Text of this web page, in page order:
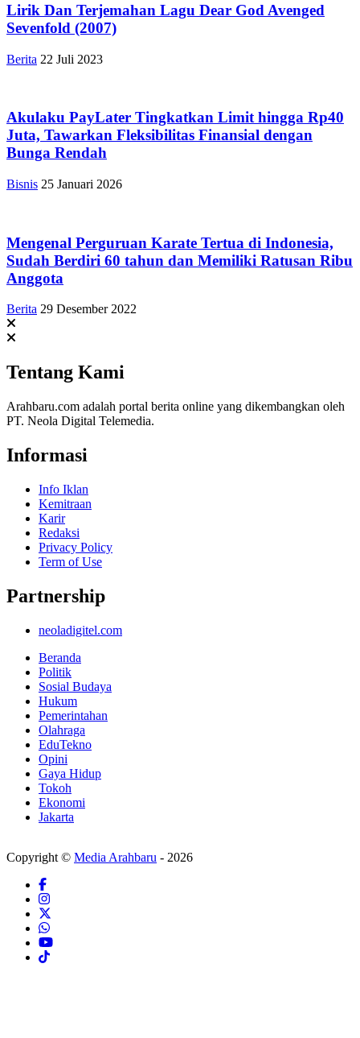
Lirik Dan Terjemahan Lagu Dear God Avenged
Sevenfold (2007)
Berita 22 Juli 2023
Akulaku PayLater Tingkatkan Limit hingga Rp40
Juta, Tawarkan Fleksibilitas Finansial dengan
Bunga Rendah
Bisnis 25 Januari 2026
Mengenal Perguruan Karate Tertua di Indonesia,
Sudah Berdiri 60 tahun dan Memiliki Ratusan Ribu
Anggota
Berita 29 Desember 2022
Tentang Kami
Arahbaru.com adalah portal berita online yang dikembangkan oleh
PT. Neola Digital Telemedia.
Informasi
Info Iklan
Kemitraan
Karir
Redaksi
Privacy Policy
Term of Use
Partnership
neoladigitel.com
Beranda
Politik
Sosial Budaya
Hukum
Pemerintahan
Olahraga
EduTekno
Opini
Gaya Hidup
Tokoh
Ekonomi
Jakarta
Copyright © Media Arahbaru - 2026